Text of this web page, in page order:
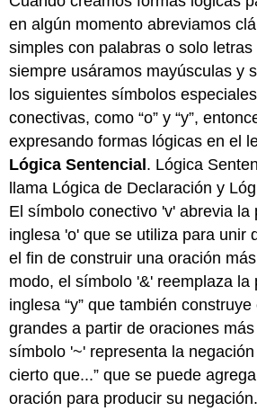
en algún momento abreviamos
simples con palabras o solo
siempre usáramos mayúsculas y
los siguientes símbolos
conectivas, como “o” y “y”,
expresando formas lógicas en el
Lógica Sentencial. Lógica
llama Lógica de Declaración y
El símbolo conectivo 'v' abrevia la
inglesa 'o' que se utiliza para unir
el fin de construir una oración
modo, el símbolo '&' reemplaza la
inglesa “y” que también
grandes a partir de oraciones
símbolo '~' representa la
cierto que...” que se puede
oración para producir su